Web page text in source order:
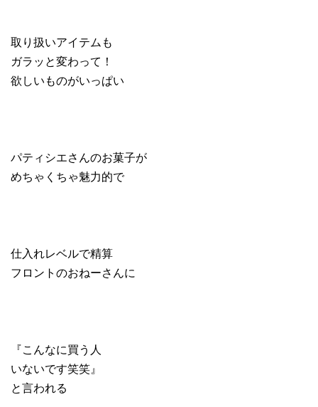
取り扱いアイテムも
ガラッと変わって！
欲しいものがいっぱい
パティシエさんのお菓子が
めちゃくちゃ魅力的で
仕入れレベルで精算
フロントのおねーさんに
『こんなに買う人
いないです笑笑』
と言われる